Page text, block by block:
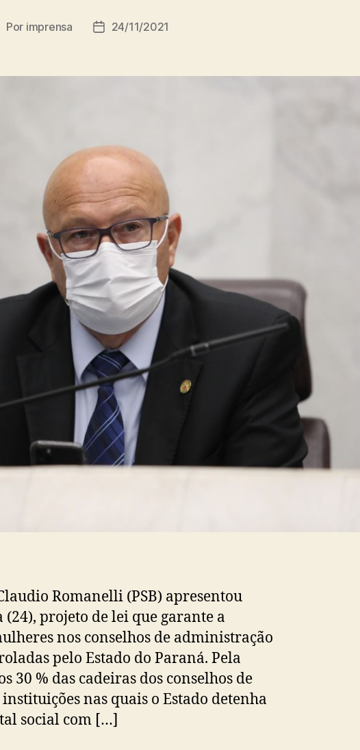
Por imprensa
Data24/11/2021
Romanelli (PSB) apresentou
projeto de lei que garante a
nos conselhos de administração
pelo Estado do Paraná. Pela
30 % das cadeiras dos conselhos de
nas quais o Estado detenha
social com […]